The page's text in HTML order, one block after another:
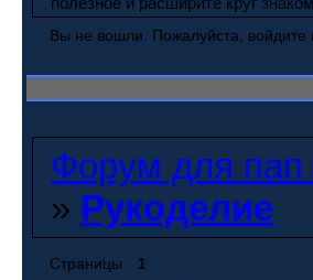
Вы не вошли. Пожалуйста, войдите
Форум для пап
» Рукоделие
Страницы 1